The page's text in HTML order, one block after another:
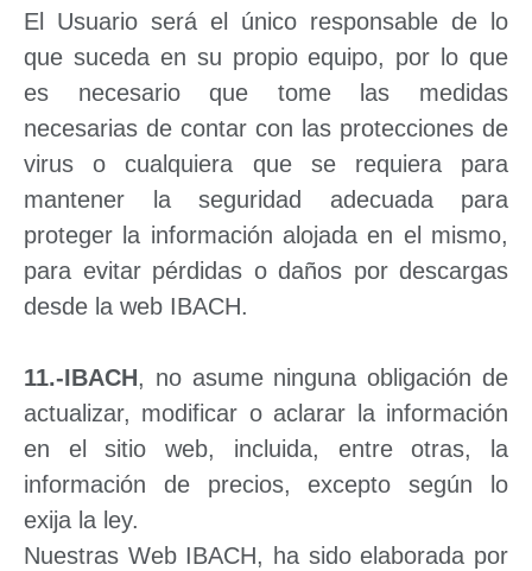
El Usuario será el único responsable de lo
que suceda en su propio equipo, por lo que
es necesario que tome las medidas
necesarias de contar con las protecciones de
virus o cualquiera que se requiera para
mantener la seguridad adecuada para
proteger la información alojada en el mismo,
para evitar pérdidas o daños por descargas
desde la web IBACH.
11.-IBACH, no asume ninguna obligación de
actualizar, modificar o aclarar la información
en el sitio web, incluida, entre otras, la
información de precios, excepto según lo
exija la ley.
Nuestras Web IBACH, ha sido elaborada por